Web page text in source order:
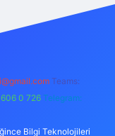
m elexbet
Teams:
0 726 Telegram:
Bilgi Teknolojileri